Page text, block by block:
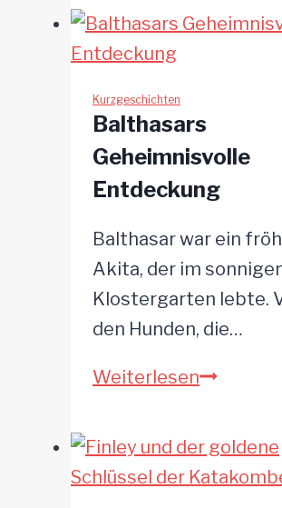
der
nach
der
Wahrheit
Kurzgeschichten
Balthasars
Geheimnisvolle
Entdeckung
Balthasar war ein
Akita, der im
Klostergarten lebte.
den Hunden, die…
WeiterlesenBalthasars